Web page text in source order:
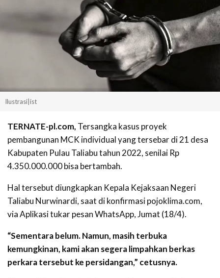
Ilustrasi|ist
TERNATE-pl.com, Tersangka kasus proyek
pembangunan MCK individual yang tersebar di 21 desa
Kabupaten Pulau Taliabu tahun 2022, senilai Rp
4.350.000.000 bisa bertambah.
Hal tersebut diungkapkan Kepala Kejaksaan Negeri
Taliabu Nurwinardi, saat di konfirmasi pojoklima.com,
via Aplikasi tukar pesan WhatsApp, Jumat (18/4).
“Sementara belum. Namun, masih terbuka
kemungkinan, kami akan segera limpahkan berkas
perkara tersebut ke persidangan,” cetusnya.